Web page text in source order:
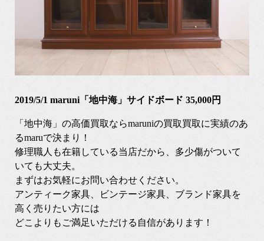
2019/5/1 maruni「地中海」サイドボード 35,000円
「地中海」の高価買取ならmaruniの買取買取に実績のあ
るmaruで決まり！
修理職人も在籍している当店だから、多少傷がついて
いても大丈夫。
まずはお気軽にお問い合わせください。
アンティーク家具、ビンテージ家具、ブランド家具を
高く売りたい方には
どこよりもご満足いただける自信があります！